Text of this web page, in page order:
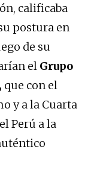
calificaba
postura en
de su
el Grupo
que con el
y a la Cuarta
Perú a la